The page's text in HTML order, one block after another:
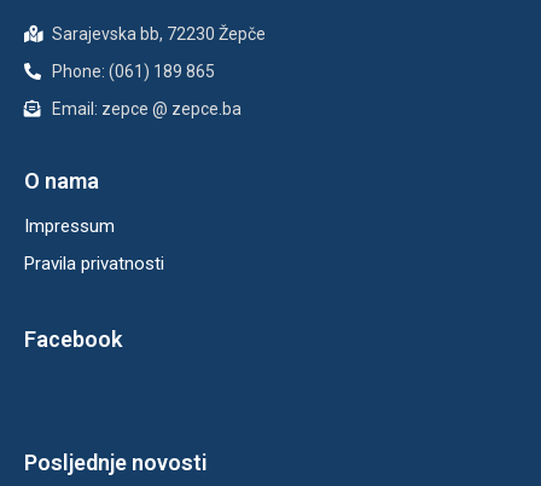
Sarajevska bb, 72230 Žepče
Phone: (061) 189 865
Email: zepce @ zepce.ba
O nama
Impressum
Pravila privatnosti
Facebook
Posljednje novosti